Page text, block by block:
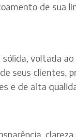
de sua
sólida, voltada
seus clientes,
e de alta